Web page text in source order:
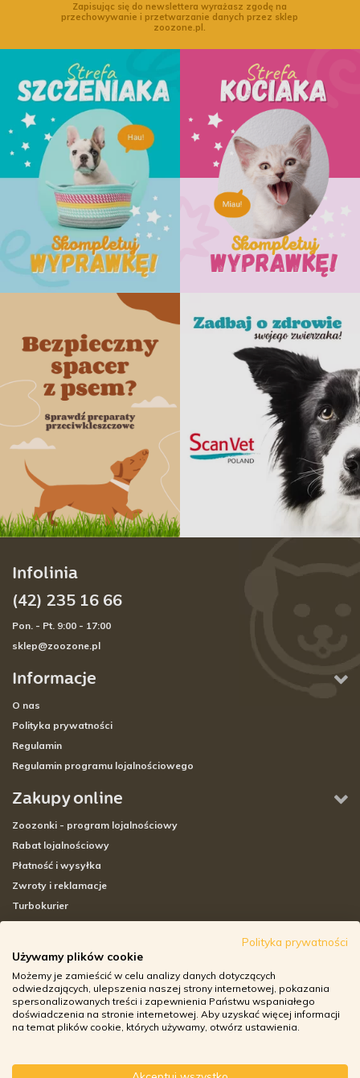
Zapisując się do newslettera wyrażasz zgodę na
przechowywanie i przetwarzanie danych przez sklep
zoozone.pl.
Informacje
O nas
Polityka prywatności
Regulamin
Regulamin programu lojalnościowego
Zakupy online
Zoozonki - program lojalnościowy
Rabat lojalnościowy
Płatność i wysyłka
Zwroty i reklamacje
Turbokurier
Adresy sklepów stacjonarnych
Godziny otwarcia sklepów
Aplikacja zoozone.pl
Zwroty i reklamacje
Infolinia
(42) 235 16 66
Pon. - Pt. 9:00 - 17:00
sklep@zoozone.pl
Polityka prywatności
Używamy plików cookie
Możemy je zamieścić w celu analizy danych dotyczących
odwiedzających, ulepszenia naszej strony internetowej, pokazania
spersonalizowanych treści i zapewnienia Państwu wspaniałego
doświadczenia na stronie internetowej. Aby uzyskać więcej informacji
na temat plików cookie, których używamy, otwórz ustawienia.